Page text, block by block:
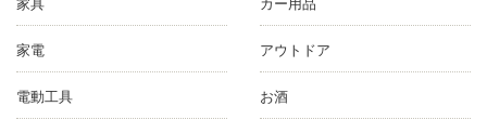
家具
家電
電動工具
カー用品
アウトドア
お酒